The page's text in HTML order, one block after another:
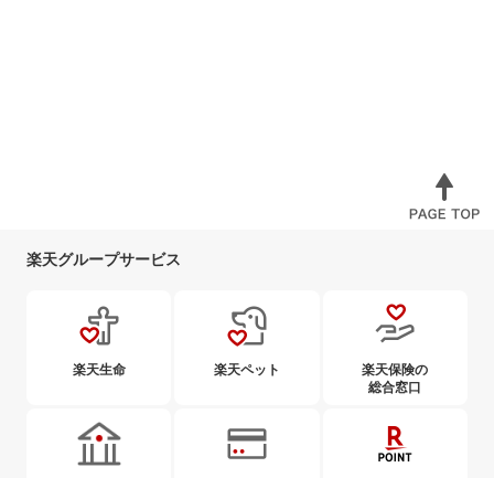
楽天グループサービス
楽天生命 楽天ペット
楽天保険の
総合窓口